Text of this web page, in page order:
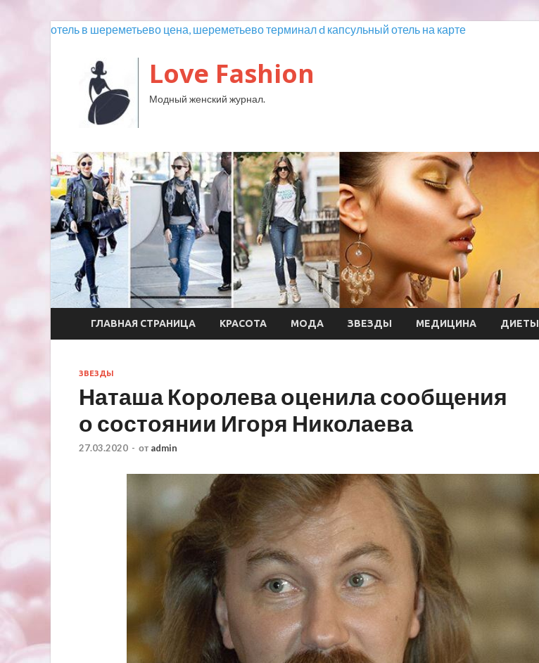
отель в шереметьево цена, шереметьево терминал d капсульный отель на карте
Love Fashion
Модный женский журнал.
ГЛАВНАЯ СТРАНИЦА КРАСОТА МОДА ЗВЕЗДЫ МЕДИЦИНА ДИЕТЫ
ЗВЕЗДЫ
Наташа Королева оценила сообщения
о состоянии Игоря Николаева
27.03.2020 - от admin